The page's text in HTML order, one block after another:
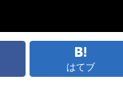
はてブ